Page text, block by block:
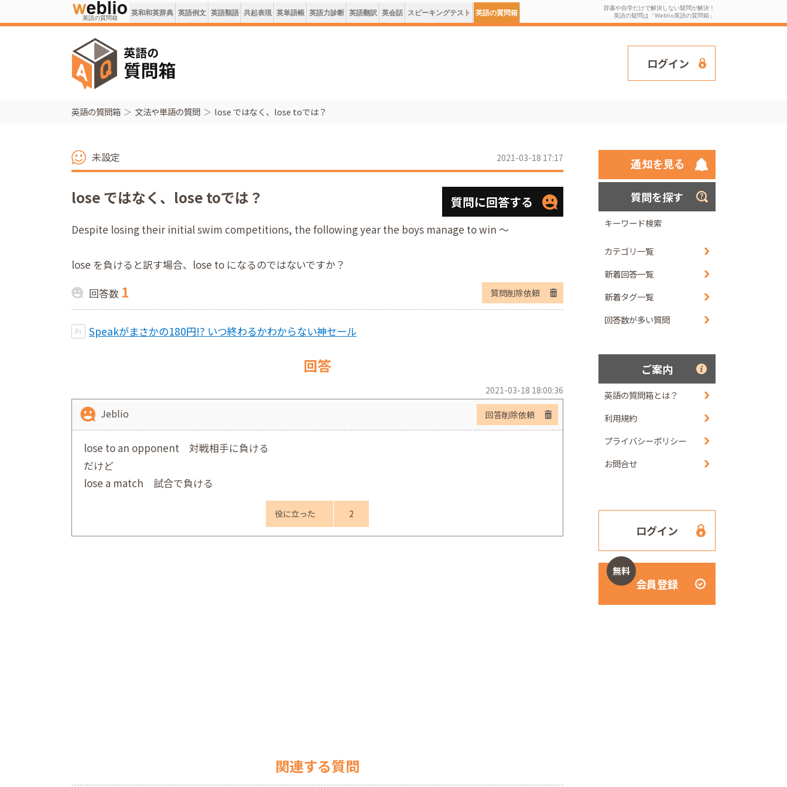
英語の質問箱 英和和英辞典 英語例文 英語類語 共起表現 英単語帳 英語力診断 英語翻訳 英会話 スピーキングテスト 英語の質問箱
辞書や自学だけで解決しない疑問が解決！
英語の疑問は「Weblio英語の質問箱」
ログイン
英語の質問箱 文法や単語の質問 lose ではなく、lose toでは？
未設定 2021-03-18 17:17
lose ではなく、lose toでは？ 質問に回答する
Despite losing their initial swim competitions, the following year the boys manage to win ～
lose を負けると訳す場合、lose to になるのではないですか？
回答数 1 質問削除依頼
Speakがまさかの180円!? いつ終わるかわからない神セール
回答
2021-03-18 18:00:36
Jeblio 回答削除依頼
lose to an opponent 対戦相手に負ける
だけど
lose a match 試合で負ける
役に立った 2
関連する質問
質問を探す
キーワード検索
カテゴリ一覧
新着回答一覧
新着タグ一覧
回答数が多い質問
ご案内
英語の質問箱とは？
利用規約
プライバシーポリシー
お問合せ
ログイン
無料
会員登録